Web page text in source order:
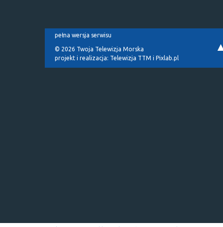
pełna wersja serwisu
© 2026 Twoja Telewizja Morska
projekt i realizacja: Telewizja TTM i Pixlab.pl